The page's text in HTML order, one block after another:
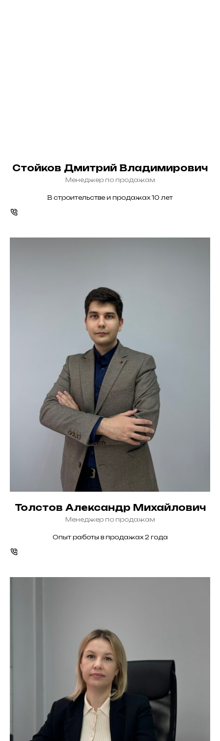
Стойков Дмитрий Владимирович
Менеджер по продажам
В строительстве и продажах 10 лет
Толстов Александр Михайлович
Менеджер по продажам
Опыт работы в продажах 2 года